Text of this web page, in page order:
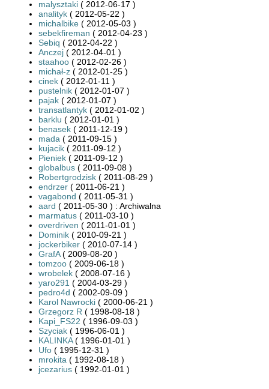
malysztaki ( 2012-06-17 )
analityk ( 2012-05-22 )
michalbike ( 2012-05-03 )
sebekfireman ( 2012-04-23 )
Sebiq ( 2012-04-22 )
Anczej ( 2012-04-01 )
staahoo ( 2012-02-26 )
michał-z ( 2012-01-25 )
cinek ( 2012-01-11 )
pustelnik ( 2012-01-07 )
pajak ( 2012-01-07 )
transatlantyk ( 2012-01-02 )
barklu ( 2012-01-01 )
benasek ( 2011-12-19 )
mada ( 2011-09-15 )
kujacik ( 2011-09-12 )
Pieniek ( 2011-09-12 )
globalbus ( 2011-09-08 )
Robertgrodzisk ( 2011-08-29 )
endrzer ( 2011-06-21 )
vagabond ( 2011-05-31 )
aard ( 2011-05-30 ) : Archiwalna
marmatus ( 2011-03-10 )
overdriven ( 2011-01-01 )
Dominik ( 2010-09-21 )
jockerbiker ( 2010-07-14 )
GrafA( 2009-08-20 )
tomzoo ( 2009-06-18 )
wrobelek ( 2008-07-16 )
yaro291 ( 2004-03-29 )
pedro4d ( 2002-09-09 )
Karol Nawrocki ( 2000-06-21 )
Grzegorz R ( 1998-08-18 )
Kapi_FS22 ( 1996-09-03 )
Szyciak ( 1996-06-01 )
KALINKA( 1996-01-01 )
Ufo ( 1995-12-31 )
mrokita ( 1992-08-18 )
jcezarius ( 1992-01-01 )